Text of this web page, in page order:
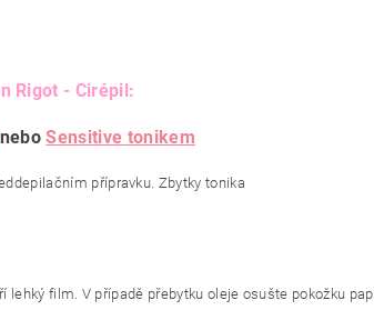
Rigot - Cirépil:
neboSensitive tonikem
přípravku. Zbytky tonika
film. V případě přebytku oleje osušte pokožku